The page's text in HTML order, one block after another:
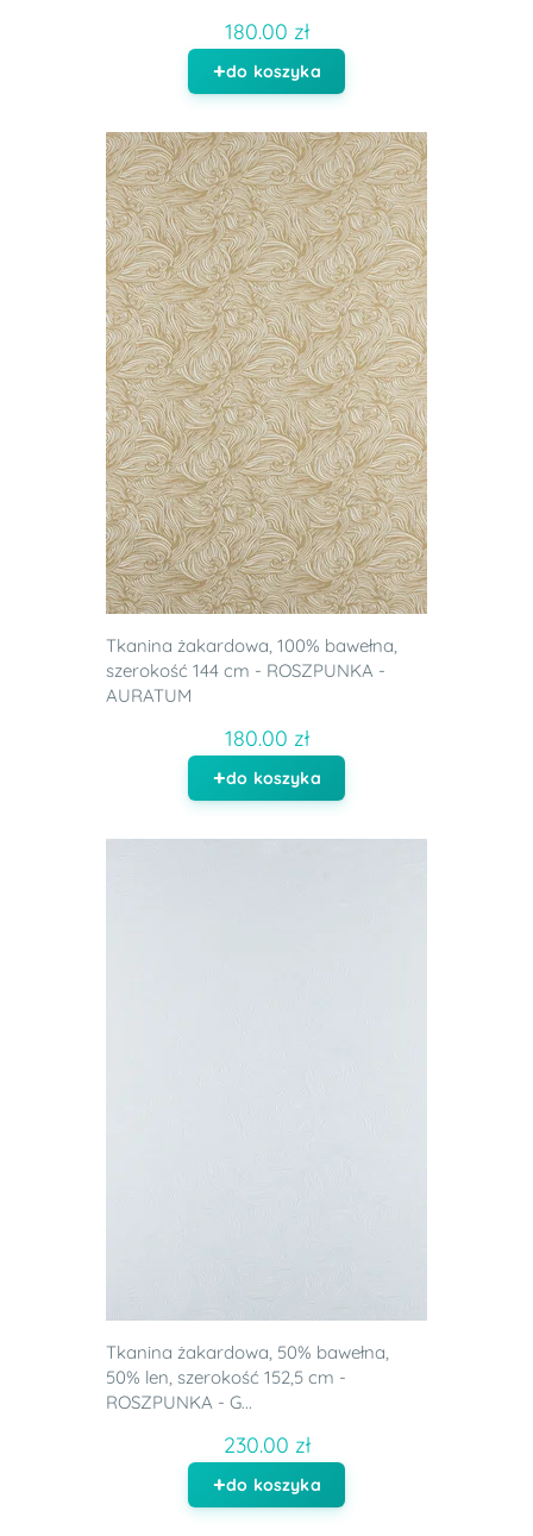
180.00 zł
do koszyka
Tkanina żakardowa, 100% bawełna,
szerokość 144 cm - ROSZPUNKA -
AURATUM
180.00 zł
do koszyka
Tkanina żakardowa, 50% bawełna,
50% len, szerokość 152,5 cm -
ROSZPUNKA - G...
230.00 zł
do koszyka